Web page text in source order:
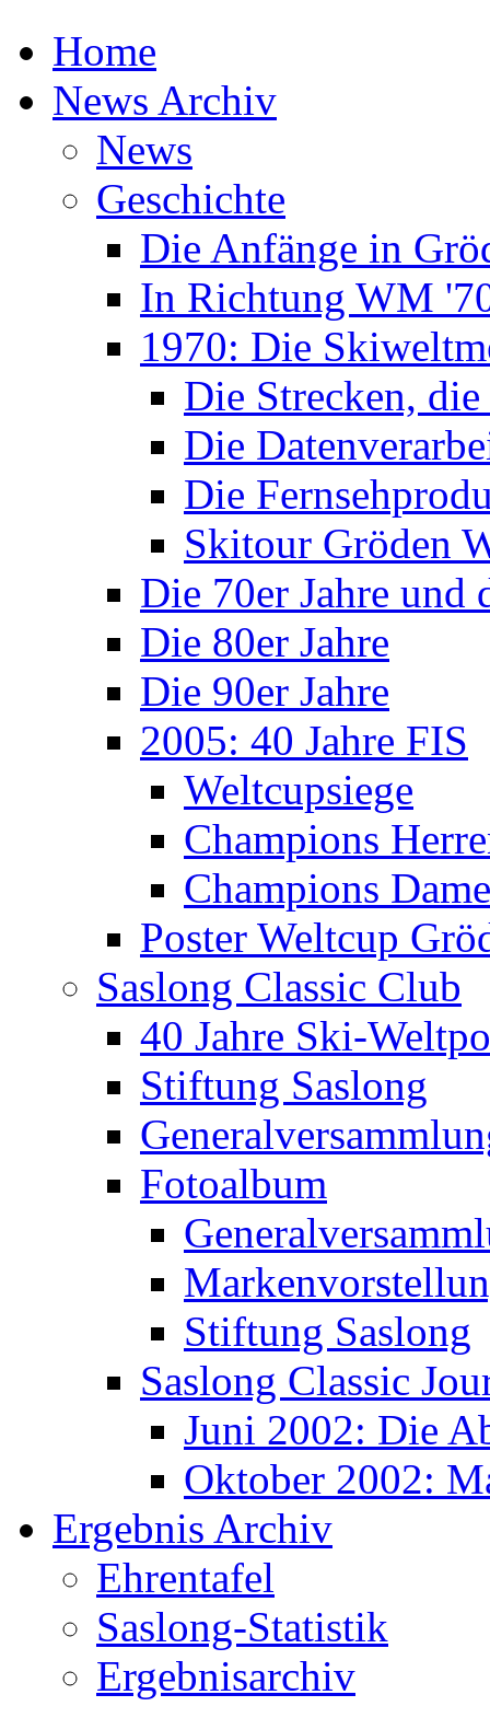
Home
News Archiv
News
Geschichte
Die Anfänge in
In Richtung WM
1970: Die
Die Strecken,
Die
Die
Skitour Gröden
Die 70er Jahre und
Die 80er Jahre
Die 90er Jahre
2005: 40 Jahre FIS
Weltcupsiege
Champions
Champions
Poster Weltcup
Saslong Classic Club
40 Jahre Ski-
Stiftung Saslong
Fotoalbum
Stiftung Saslong
Saslong Classic
Juni 2002: Die
Oktober 2002:
Ergebnis Archiv
Ehrentafel
Saslong-Statistik
Ergebnisarchiv